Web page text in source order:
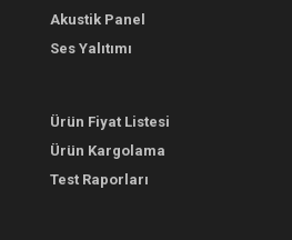
Akustik Panel
Ses Yalıtımı
Ürün Fiyat Listesi
Ürün Kargolama
Test Raporları